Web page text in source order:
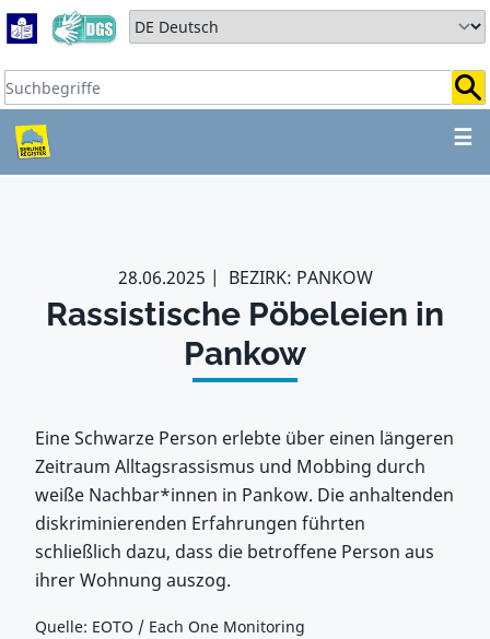
Zum Hauptbereich springen
Zum Hauptmenü springen
Sprache auswählen:
Suchbegriffe:
☰
ZUM HAUPTBEREICH
28.06.2025 BEZIRK: PANKOW
Rassistische Pöbeleien in
Pankow
Eine Schwarze Person erlebte über einen längeren
Zeitraum Alltagsrassismus und Mobbing durch
weiße Nachbar*innen in Pankow. Die anhaltenden
diskriminierenden Erfahrungen führten
schließlich dazu, dass die betroffene Person aus
ihrer Wohnung auszog.
Quelle: EOTO / Each One Monitoring